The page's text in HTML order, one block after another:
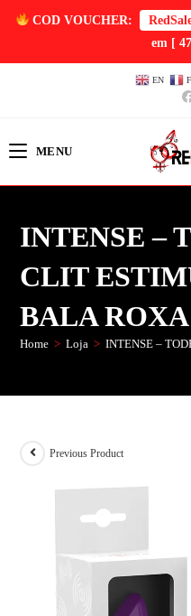
COD VOUCHER:
em [
EN
MENU
INTENSE –
CLIT
BALA ROXA
Home > Loja > INTENSE –
Previous Product